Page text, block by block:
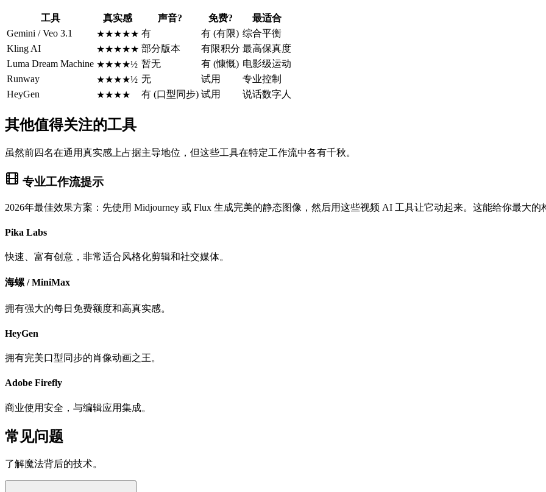
工具 真实感 声音? 免费?
最适合
Gemini / Veo 3.1
★★★★★ 有 有 (有限) 综合平衡
Kling AI
★★★★★ 部分版本 有限积分 最高保真度
Luma Dream Machine ★★★★½ 暂无 有 (慷慨) 电影级运动
Runway
★★★★½ 无 试用
专业控制
HeyGen
★★★★ 有 (口型同步) 试用 说话数字人
其他值得关注的工具
虽然前四名在通用真实感上占据主导地位，但这些工具在特定工作流中各有千秋。
专业工作流提示
2026年最佳效果方案：先使用 Midjourney 或 Flux 生成完美的静态图像，然后用这些视频 AI 工具让它动起来。这能给你最大的
Pika Labs
快速、富有创意，非常适合风格化剪辑和社交媒体。
海螺 / MiniMax
拥有强大的每日免费额度和高真实感。
HeyGen
拥有完美口型同步的肖像动画之王。
Adobe Firefly
商业使用安全，与编辑应用集成。
常见问题
了解魔法背后的技术。